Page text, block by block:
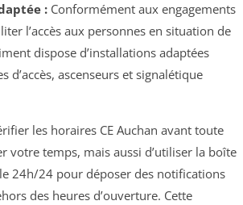
:Conformément aux engagements
l’accès aux personnes en situation de
dispose d’installations adaptées
d’accès, ascenseurs et signalétique
les horaires CE Auchan avant toute
votre temps, mais aussi d’utiliser la boîte
24h/24 pour déposer des notifications
des heures d’ouverture. Cette